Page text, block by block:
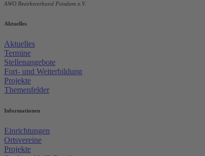
AWO Bezirksverband Potsdam e.V.
Aktuelles
Aktuelles
Termine
Stellenangebote
Fort- und Weiterbildung
Projekte
Themenfelder
Informationen
Einrichtungen
Ortsvereine
Projekte